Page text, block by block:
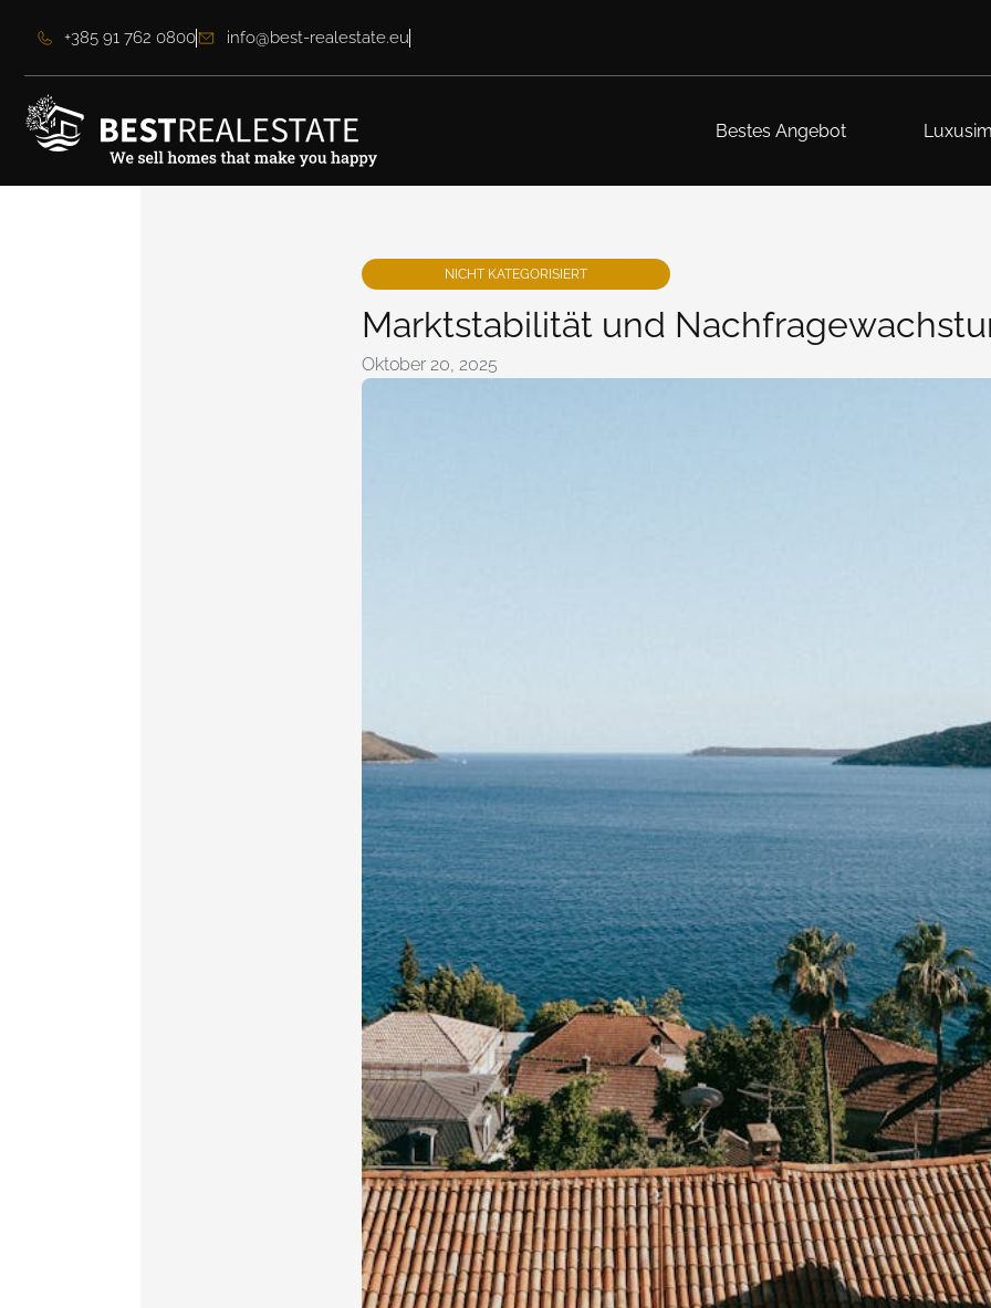
+385 91 762 0800 info@best-realestate.eu
Bestes Angebot
NICHT KATEGORISIERT
Marktstabilität und
Oktober 20, 2025